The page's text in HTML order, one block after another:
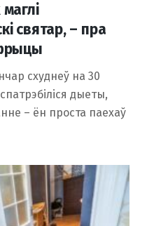
святар, – пра
схуднеў на 30
дыеты,
– ён проста паехаў